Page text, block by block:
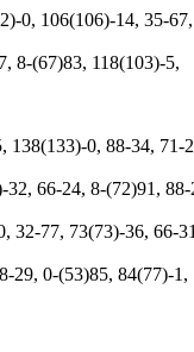
0, 106(106)-14, 35-67,
8-(67)83, 118(103)-5,
138(133)-0, 88-34, 71-
32, 66-24, 8-(72)91,
32-77, 73(73)-36, 66-
29, 0-(53)85, 84(77)-1,